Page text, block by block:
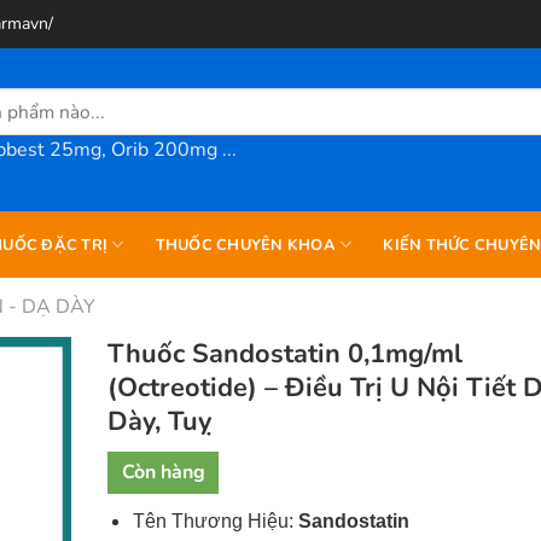
25mg, Orib 200mg ...
ĐẶC TRỊ THUỐC CHUYÊN KHOA KIẾN THỨC
- DẠ DÀY
Thuốc Sandostatin 0,1mg/ml
(Octreotide) – Điều Trị U Nội Tiết
Dày, Tuỵ
Còn hàng
Tên Thương Hiệu: Sandostatin